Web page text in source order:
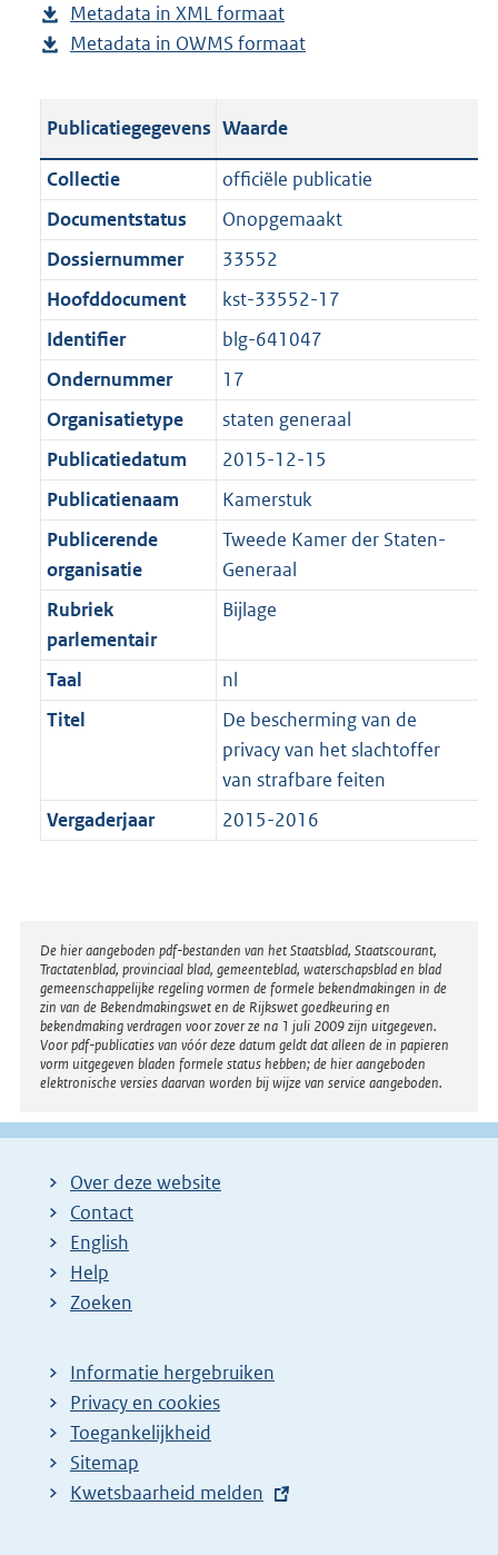
p
u
l
c
t
i
e
n
f
o
r
m
a
a
t
g
r
o
t
:
2
5
7
K
b
Metadata in XML formaat
e
a
n
d
s
r
o
o
t
e
:
1
K
b
Metadata in OWMS formaat
a
n
d
g
r
o
t
t
e
:
1
K
b
Publicatiegegevens Waarde
Collectie
officiële publicatie
Documentstatus
Onopgemaakt
Dossiernummer
33552
Hoofddocument
kst-33552-17
Identifier
blg-641047
Ondernummer
17
Organisatietype
staten generaal
Publicatiedatum
2015-12-15
Publicatienaam
Kamerstuk
Publicerende
organisatie
Tweede Kamer der Staten-
Generaal
Rubriek
parlementair
Bijlage
Taal
nl
Titel
De bescherming van de
privacy van het slachtoffer
van strafbare feiten
Vergaderjaar
2015-2016
Disclaimer
De hier aangeboden pdf-bestanden van het Staatsblad, Staatscourant,
Tractatenblad, provinciaal blad, gemeenteblad, waterschapsblad en blad
gemeenschappelijke regeling vormen de formele bekendmakingen in de
zin van de Bekendmakingswet en de Rijkswet goedkeuring en
bekendmaking verdragen voor zover ze na 1 juli 2009 zijn uitgegeven.
Voor pdf-publicaties van vóór deze datum geldt dat alleen de in papieren
vorm uitgegeven bladen formele status hebben; de hier aangeboden
elektronische versies daarvan worden bij wijze van service aangeboden.
Over deze website
Contact
English
Help
Zoeken
Informatie hergebruiken
Privacy en cookies
Toegankelijkheid
Sitemap
E
Kwetsbaarheid melden